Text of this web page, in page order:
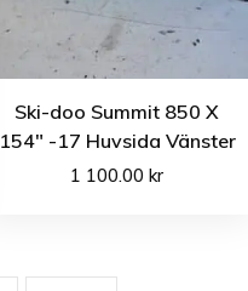
Ski-doo Summit 850 X
154″ -17 Huvsida Vänster
1 100.00kr